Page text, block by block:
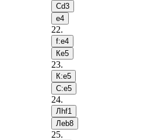
Сd3
e4
22.
f:e4
Кe5
23.
К:e5
С:e5
24.
Лhf1
Лeb8
25.